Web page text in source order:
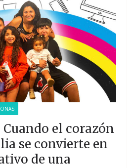
el corazón
se convierte en
de una